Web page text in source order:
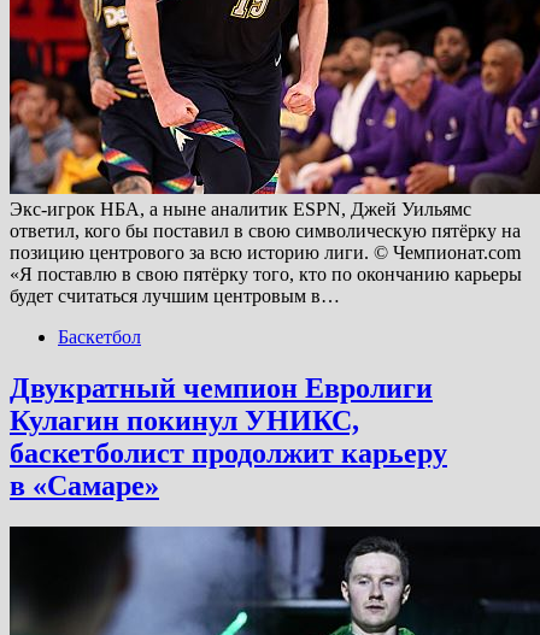
Экс-игрок НБА, а ныне аналитик ESPN, Джей Уильямс
ответил, кого бы поставил в свою символическую пятёрку на
позицию центрового за всю историю лиги. © Чемпионат.com
«Я поставлю в свою пятёрку того, кто по окончанию карьеры
будет считаться лучшим центровым в…
Баскетбол
Двукратный чемпион Евролиги
Кулагин покинул УНИКС,
баскетболист продолжит карьеру
в «Самаре»